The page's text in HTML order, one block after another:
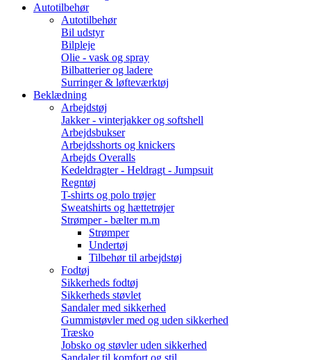
Autotilbehør
Autotilbehør
Bil udstyr
Bilpleje
Olie - vask og spray
Bilbatterier og ladere
Surringer & løfteværktøj
Beklædning
Arbejdstøj
Jakker - vinterjakker og softshell
Arbejdsbukser
Arbejdsshorts og knickers
Arbejds Overalls
Kedeldragter - Heldragt - Jumpsuit
Regntøj
T-shirts og polo trøjer
Sweatshirts og hættetrøjer
Strømper - bælter m.m
Strømper
Undertøj
Tilbehør til arbejdstøj
Fodtøj
Sikkerheds fodtøj
Sikkerheds støvlet
Sandaler med sikkerhed
Gummistøvler med og uden sikkerhed
Træsko
Jobsko og støvler uden sikkerhed
Sandaler til komfort og stil